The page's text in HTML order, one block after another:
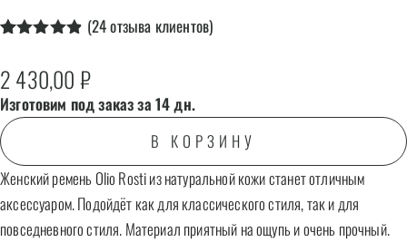
на основе
опроса
пользователей
(24отзыва клиентов)
2 430,00₽
Изготовим под заказ за 14 дн.
В КОРЗИНУ
Женский ремень Olio Rosti из натуральной кожи станет отличным
аксессуаром. Подойдёт как для классического стиля, так и для
повседневного стиля. Материал приятный на ощупь и очень прочный.